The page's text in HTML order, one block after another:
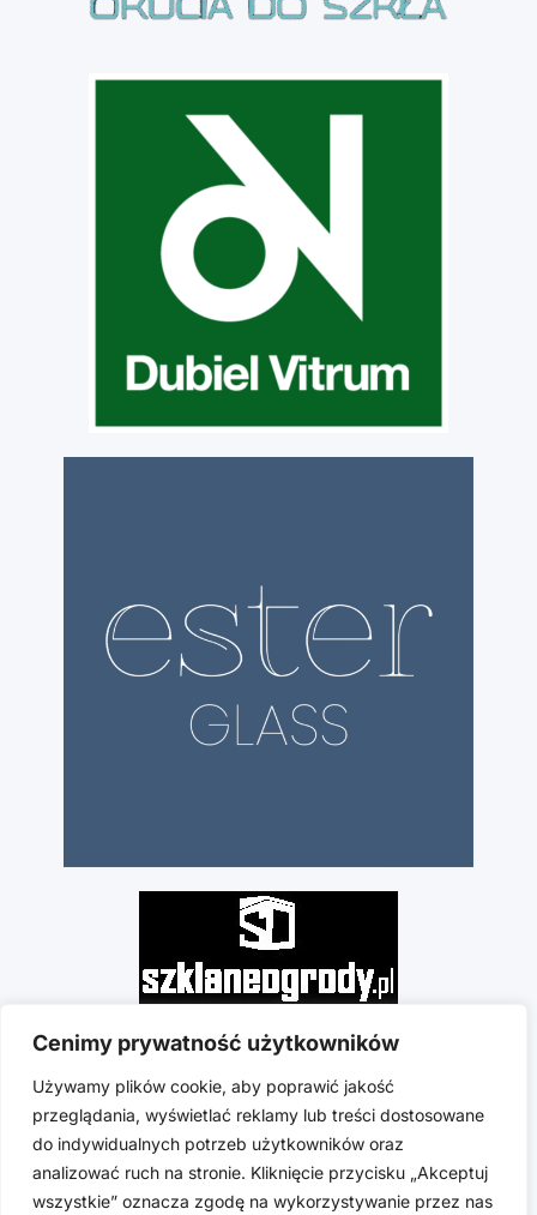
Cenimy prywatność użytkowników
Używamy plików cookie, aby poprawić jakość
przeglądania, wyświetlać reklamy lub treści dostosowane
do indywidualnych potrzeb użytkowników oraz
analizować ruch na stronie. Kliknięcie przycisku „Akceptuj
wszystkie” oznacza zgodę na wykorzystywanie przez nas